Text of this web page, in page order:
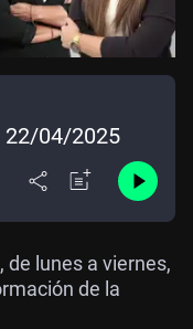
22/04/2025
de lunes a viernes,
de la